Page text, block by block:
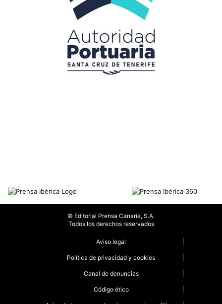
© Editorial Prensa Canaria, S.A.
Todos los derechos reservados
Aviso legal
Política de privacidad y cookies
Canal de denuncias
Código ético